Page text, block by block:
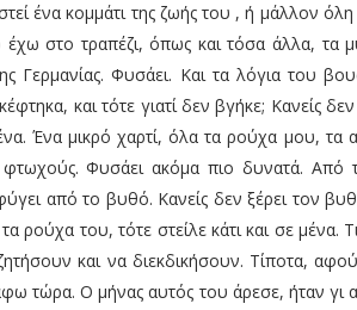
ένα κομμάτι της ζωής του , ή μάλλον
στο τραπέζι, όπως και τόσα άλλα, τα
Γερμανίας. Φυσάει. Και τα λόγια του
και τότε γιατί δεν βγήκε; Κανείς
Ένα μικρό χαρτί, όλα τα ρούχα μου, τα
Φυσάει ακόμα πιο δυνατά. Από
από το βυθό. Κανείς δεν ξέρει τον
ρούχα του, τότε στείλε κάτι και σε μένα.
και να διεκδικήσουν. Τίποτα,
τώρα. Ο μήνας αυτός του άρεσε, ήταν γι